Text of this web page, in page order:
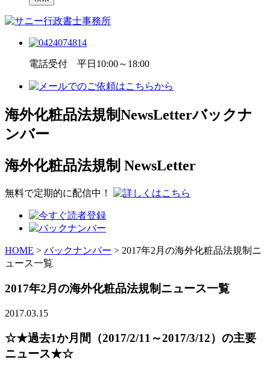
電話受付 平日10:00～18:00
海外化粧品法規制NewsLetterバックナ
ンバー
海外化粧品法規制 NewsLetter
無料で定期的に配信中！
HOME > バックナンバー > 2017年2月の海外化粧品法規制ニ
ュース一覧
2017年2月の海外化粧品法規制ニュース一覧
2017.03.15
☆★過去1か月間（2017/2/11～2017/3/12）の主要
ニュース★☆